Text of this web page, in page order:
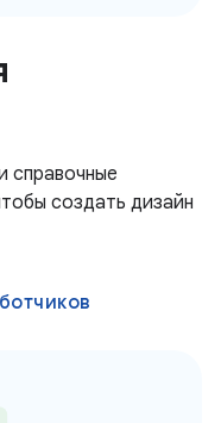
справочные
создать дизайн